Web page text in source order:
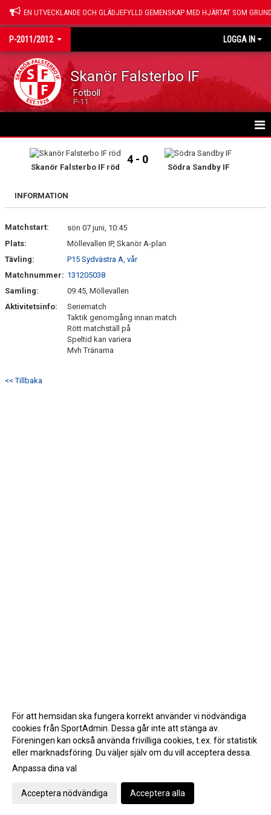
EN UTVECKLANDE OCH GLÄDJEFYLLD GEMENSKAP MED HJÄRTAT SOM
P-2011/2012 LOGGA IN
Skanör Falsterbo IF
Fotboll
P-11
KALENDER
VÅRA SPELARE
BILDGALLERI
DOKUMENT
Skanör Falsterbo IF röd
4 - 0
Södra Sandby IF
INFORMATION
Matchstart:
sön 07 juni, 10:45
Plats:
Möllevallen IP, Skanör A-plan
Tävling:
P15 Sydvästra A, vår
Matchnummer: 131205038
Samling:
09:45, Möllevallen
Aktivitetsinfo:
Seriematch
Taktik genomgång innan match
Rött matchställ på
Speltid kan variera
Mvh Tränarna
<< Tillbaka
Gå till Webbversion
För att hemsidan ska fungera korrekt använder vi nödvändiga
cookies från SportAdmin. Dessa går inte att stänga av.
Föreningen kan också använda frivilliga cookies, t.ex. för statistik
eller marknadsföring. Du väljer själv om du vill acceptera dessa.
Anpassa dina val
Acceptera nödvändiga Acceptera alla